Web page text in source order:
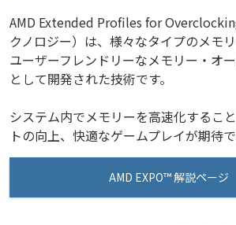
AMD Extended Profiles for
クノロジー）は、様々なタイプのメモ
ユーザーフレンドリーなメモリー・オ
として開発された技術です。
システム内でメモリーを高速化するこ
トの向上、快適なゲームプレイが期待で
AMD EXPO™ 解説ページ